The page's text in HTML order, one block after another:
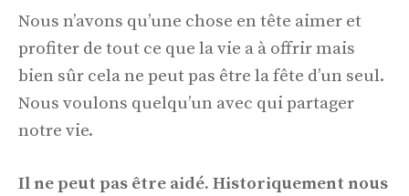
Nous n’avons qu’une chose en tête aimer et
profiter de tout ce que la vie a à offrir mais
bien sûr cela ne peut pas être la fête d’un seul.
Nous voulons quelqu’un avec qui partager
notre vie.
Il ne peut pas être aidé. Historiquement nous